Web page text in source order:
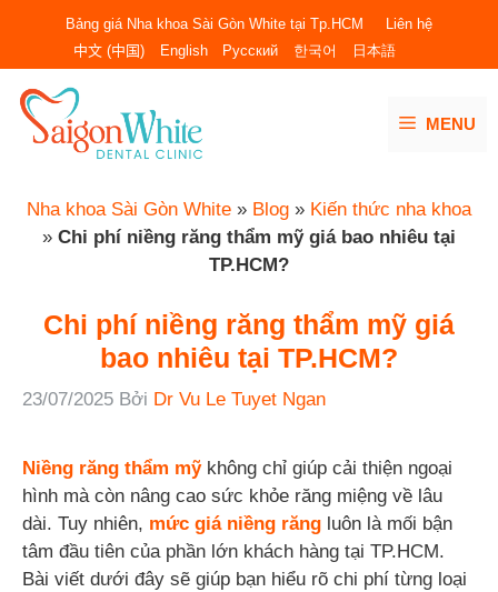
nội
dung
Bảng giá Nha khoa Sài Gòn White tại Tp.HCM
Liên hệ
中文 (中国)
English Русский 한국어 日本語
MENU
Nha khoa Sài Gòn White » Blog » Kiến thức nha khoa
» Chi phí niềng răng thẩm mỹ giá bao nhiêu tại
TP.HCM?
Chi phí niềng răng thẩm mỹ giá
bao nhiêu tại TP.HCM?
23/07/2025 Bởi Dr Vu Le Tuyet Ngan
Niềng răng thẩm mỹkhông chỉ giúp cải thiện ngoại
hình mà còn nâng cao sức khỏe răng miệng về lâu
dài. Tuy nhiên, mức giá niềng răng luôn là mối bận
tâm đầu tiên của phần lớn khách hàng tại TP.HCM.
Bài viết dưới đây sẽ giúp bạn hiểu rõ chi phí từng loại